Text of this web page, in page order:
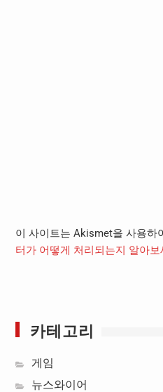
이 사이트는 Akismet을 사용하
터가 어떻게 처리되는지 알아보
카테고리
게임
뉴스와이어